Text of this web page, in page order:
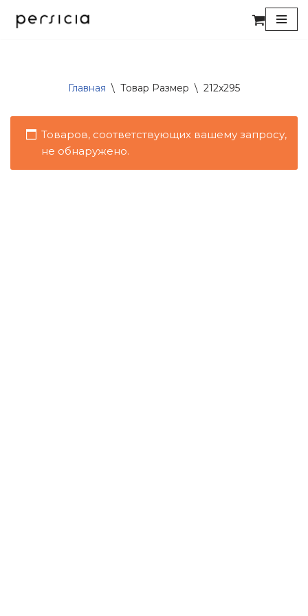
Главная \ Товар Размер \ 212x295
Товаров, соответствующих вашему запросу,
не обнаружено.